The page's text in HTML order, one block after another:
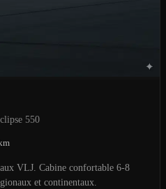
550
VLJ. Cabine confortable 6-8
et continentaux.